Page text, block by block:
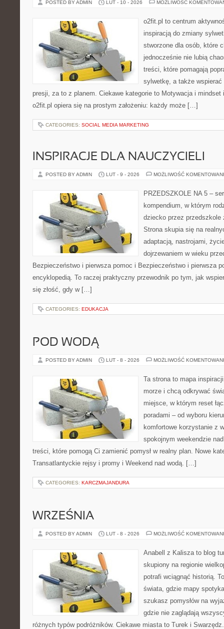
POSTED BY ADMIN LUT - 10 - 2026 MOŻLIWOŚĆ
o2fit.pl to centrum
inspiracją do zmiany
stworzone dla osób, które
jednocześnie nie lubią
treści, które pomagają
sylwetkę, a także
presji, za to z planem. Ciekawe kategorie to Motywacja i mindset
o2fit.pl opiera się na prostym założeniu: każdy może […]
CATEGORIES: SOCIAL MEDIA MARKETING
INSPIRACJE DLA NAUCZYCIELI
POSTED BY ADMIN LUT - 9 - 2026 MOŻLIWOŚĆ
PRZEDSZKOLE NA 5 –
kompendium, w którym
dziecko przez przedszkole
Strona skupia się na
adaptacją, nastrojami,
dojrzewaniem w wieku
Bezpieczeństwo i pierwsza pomoc i Bezpieczeństwo i pierwsza
encyklopedią. To raczej praktyczny przewodnik po tym, jak
się złość, gdy w […]
CATEGORIES: EDUKACJA
POD WODĄ
POSTED BY ADMIN LUT - 8 - 2026 MOŻLIWOŚĆ
Ta strona to mapa
morze i chcą odkrywać
miejsce, w którym reset
poradami – od wyboru
komfortowe korzystanie z
spokojnym weekendzie
treści, które pomogą Ci zamienić pomysł w realny plan. Nowe
Transatlantyckie rejsy i promy i Weekend nad wodą. […]
CATEGORIES: KARCZMAJANDURA
WRZEŚNIA
POSTED BY ADMIN LUT - 8 - 2026 MOŻLIWOŚĆ
Anabell z Kalisza to blog
skupiony na regionie
potrafi wciągnąć historią.
świata, gdzie mapy
szukasz pomysłów na
gdzie nie zaglądają
różnych typów podróżników. Ciekawe miasta to Turek i